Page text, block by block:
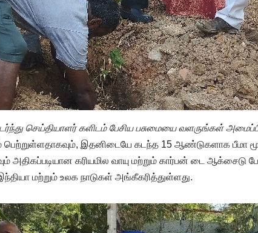
செய்தியாளர் களிடம் பேசிய பசுமையை வளருங்கள்
பெற்றுள்ளதாகவும், இதனிடையே கடந்த 15 ஆண்டுகளாக பீமா
அதிகப்படியான கரியமில வாயு மற்றும் கார்பன் டை
மற்றும் உலக நாடுகள் அங்கீகரித்துள்ளது.